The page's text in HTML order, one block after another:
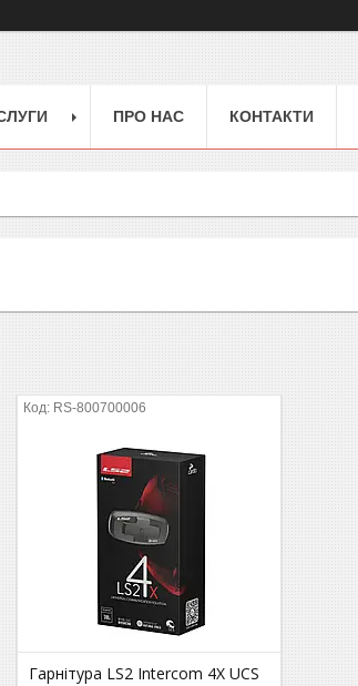
ПРО НАС КОНТАКТИ
RS-800700006
Гарнітура LS2 Intercom 4X UCS